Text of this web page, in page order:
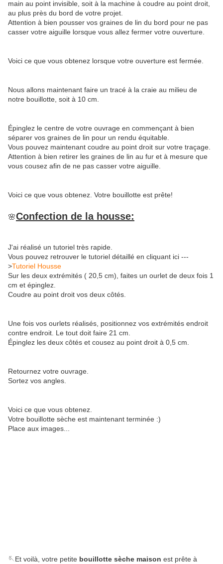
main au point invisible, soit à la machine à coudre au point droit,
au plus près du bord de votre projet.
Attention à bien pousser vos graines de lin du bord pour ne pas
casser votre aiguille lorsque vous allez fermer votre ouverture.
Voici ce que vous obtenez lorsque votre ouverture est fermée.
Nous allons maintenant faire un tracé à la craie au milieu de
notre bouillotte, soit à 10 cm.
Épinglez le centre de votre ouvrage en commençant à bien
séparer vos graines de lin pour un rendu équitable.
Vous pouvez maintenant coudre au point droit sur votre traçage.
Attention à bien retirer les graines de lin au fur et à mesure que
vous cousez afin de ne pas casser votre aiguille.
Voici ce que vous obtenez. Votre bouillotte est prête!
🌸Confection de la housse:
J'ai réalisé un tutoriel très rapide.
Vous pouvez retrouver le tutoriel détaillé en cliquant ici ---
>Tutoriel Housse
Sur les deux extrémités ( 20,5 cm), faites un ourlet de deux fois 1
cm et épinglez.
Coudre au point droit vos deux côtés.
Une fois vos ourlets réalisés, positionnez vos extrémités endroit
contre endroit. Le tout doit faire 21 cm.
Épinglez les deux côtés et cousez au point droit à 0,5 cm.
Retournez votre ouvrage.
Sortez vos angles.
Voici ce que vous obtenez.
Votre bouillotte sèche est maintenant terminée :)
Place aux images...
🪡Et voilà, votre petite bouillotte sèche maison est prête à